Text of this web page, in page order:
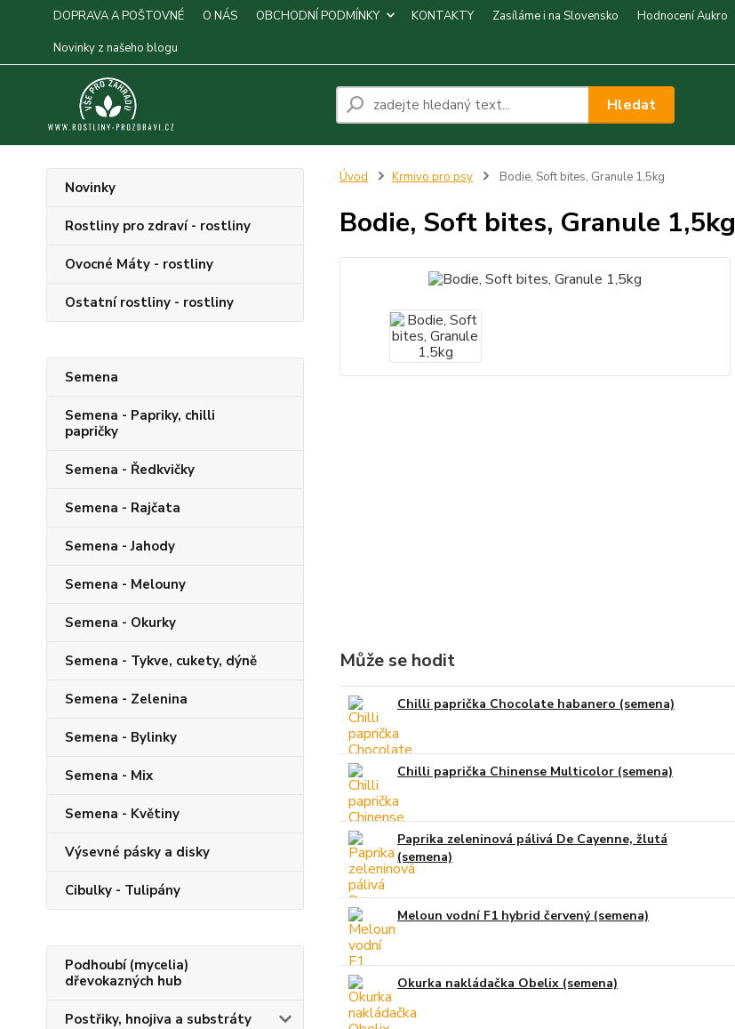
DOPRAVA A POŠTOVNÉ O NÁS OBCHODNÍ PODMÍNKY KONTAKTY Zasíláme i na Slovensko
Hodnocení Aukro
Novinky z našeho blogu
Hledat
Novinky
Rostliny pro zdraví - rostliny
Ovocné Máty - rostliny
Ostatní rostliny - rostliny
Semena
Semena - Papriky, chilli
papričky
Semena - Ředkvičky
Semena - Rajčata
Semena - Jahody
Semena - Melouny
Semena - Okurky
Semena - Tykve, cukety, dýně
Semena - Zelenina
Semena - Bylinky
Semena - Mix
Semena - Květiny
Výsevné pásky a disky
Cibulky - Tulipány
Podhoubí (mycelia)
dřevokazných hub
Postřiky, hnojiva a substráty
Úvod Krmivo pro psy Bodie, Soft bites, Granule 1,5kg
Bodie, Soft bites, Granule 1,5kg
Může se hodit
Chilli paprička Chocolate habanero (semena)
Chilli paprička Chinense Multicolor (semena)
Paprika zeleninová pálivá De Cayenne, žlutá
(semena)
Meloun vodní F1 hybrid červený (semena)
Okurka nakládačka Obelix (semena)